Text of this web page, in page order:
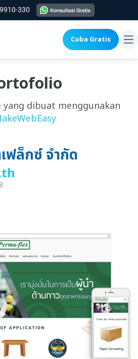
330
Coba Gratis
yang dibuat menggunakan
ฟล็กซ์ จำกัด